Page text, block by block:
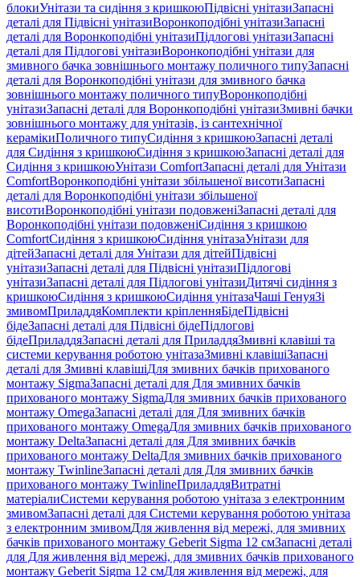
блокиУнітази та сидіння з кришкоюПідвісні унітазиЗапасні
деталі для Підвісні унітазиВоронкоподібні унітазиЗапасні
деталі для Воронкоподібні унітазиПідлогові унітазиЗапасні
деталі для Підлогові унітазиВоронкоподібні унітази для
змивного бачка зовнішнього монтажу поличного типуЗапасні
деталі для Воронкоподібні унітази для змивного бачка
зовнішнього монтажу поличного типуВоронкоподібні
унітазиЗапасні деталі для Воронкоподібні унітазиЗмивні бачки
зовнішнього монтажу для унітазів, із сантехнічної
керамікиПоличного типуСидіння з кришкоюЗапасні деталі
для Сидіння з кришкоюСидіння з кришкоюЗапасні деталі для
Сидіння з кришкоюУнітази ComfortЗапасні деталі для Унітази
ComfortВоронкоподібні унітази збільшеної висотиЗапасні
деталі для Воронкоподібні унітази збільшеної
висотиВоронкоподібні унітази подовженіЗапасні деталі для
Воронкоподібні унітази подовженіСидіння з кришкою
ComfortСидіння з кришкоюСидіння унітазаУнітази для
дітейЗапасні деталі для Унітази для дітейПідвісні
унітазиЗапасні деталі для Підвісні унітазиПідлогові
унітазиЗапасні деталі для Підлогові унітазиДитячі сидіння з
кришкоюСидіння з кришкоюСидіння унітазаЧаші ГенуяЗі
змивомПриладдяКомплекти кріпленняБідеПідвісні
бідеЗапасні деталі для Підвісні бідеПідлогові
бідеПриладдяЗапасні деталі для ПриладдяЗмивні клавіші та
системи керування роботою унітазаЗмивні клавішіЗапасні
деталі для Змивні клавішіДля змивних бачків прихованого
монтажу SigmaЗапасні деталі для Для змивних бачків
прихованого монтажу SigmaДля змивних бачків прихованого
монтажу OmegaЗапасні деталі для Для змивних бачків
прихованого монтажу OmegaДля змивних бачків прихованого
монтажу DeltaЗапасні деталі для Для змивних бачків
прихованого монтажу DeltaДля змивних бачків прихованого
монтажу TwinlineЗапасні деталі для Для змивних бачків
прихованого монтажу TwinlineПриладдяВитратні
матеріалиСистеми керування роботою унітаза з електронним
змивомЗапасні деталі для Системи керування роботою унітаза
з електронним змивомДля живлення від мережі, для змивних
бачків прихованого монтажу Geberit Sigma 12 смЗапасні деталі
для Для живлення від мережі, для змивних бачків прихованого
монтажу Geberit Sigma 12 смДля живлення від мережі, для